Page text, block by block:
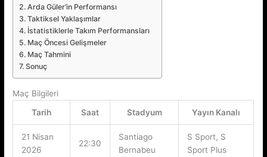
Arda Güler’in Performansı
Taktiksel Yaklaşımlar
İstatistiklerle Takım Performansları
Maç Öncesi Gelişmeler
Maç Tahmini
Sonuç
Maç Bilgileri
Tarih
Saat Stadyum Yayın Kanalı
21 Nisan
2026
22:30
Santiago
Bernabeu
S Sport, S
Sport Plus